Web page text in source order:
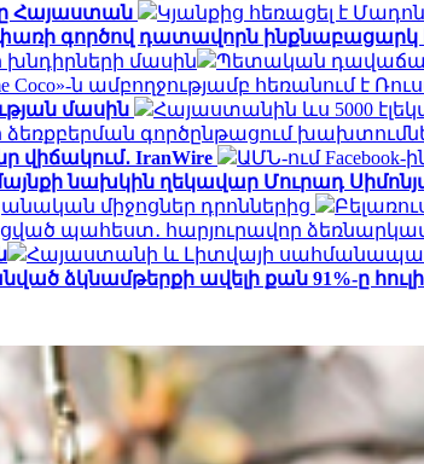
Հայաստան
Կյանքից հեռացել է
գործով դատավորն ինքնաբացարկ
մասին
Պետական
Coco»-ն ամբողջությամբ հեռանում է
մասին
Հայաստանին ևս 5000
գործընթացում
IranWire
ԱՄՆ-ում Facebook-
նախկին ղեկավար Մուրադ
միջոցներ դրոններից
պահեստ․ հարյուրավոր
Հայաստանի և Լիտվայի սահմանապահ
ձկնամթերքի ավելի քան 91%-ը